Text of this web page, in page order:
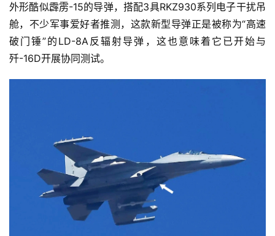
外形酷似霹雳-15的导弹，搭配3具RKZ930系列电子干扰吊
舱，不少军事爱好者推测，这款新型导弹正是被称为“高速
破门锤”的LD-8A反辐射导弹，这也意味着它已开始与
歼-16D开展协同测试。